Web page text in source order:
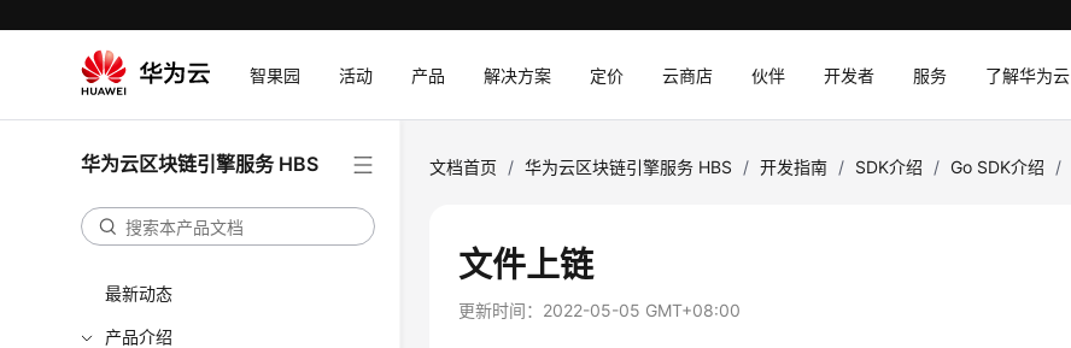
智果园 活动 产品 解决方案 定价 云商店 伙伴 开发者 服务 了解华为云
华为云区块链引擎服务 HBS
最新动态
产品介绍
文档首页 / 华为云区块链引擎服务 HBS / 开发指南 / SDK介绍 / Go SDK介绍 /
文件上链
更新时间： 2022-05-05 GMT+08:00